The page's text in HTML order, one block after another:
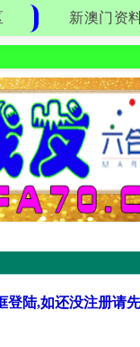
新澳门资
登陆,如还没注册请